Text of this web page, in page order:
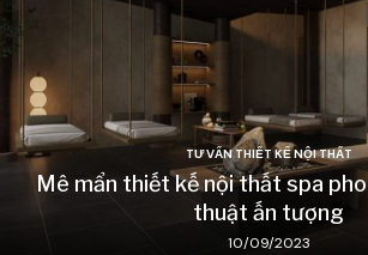
TƯ VẤN THIẾT KẾ NỘI THẤT
Mê mẩn thiết kế nội thất spa
thuật ấn tượng
10/09/2023